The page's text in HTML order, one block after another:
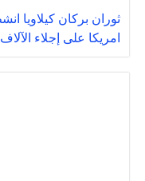
ثوران بركان كيلاويا
امريكا على إجلاء